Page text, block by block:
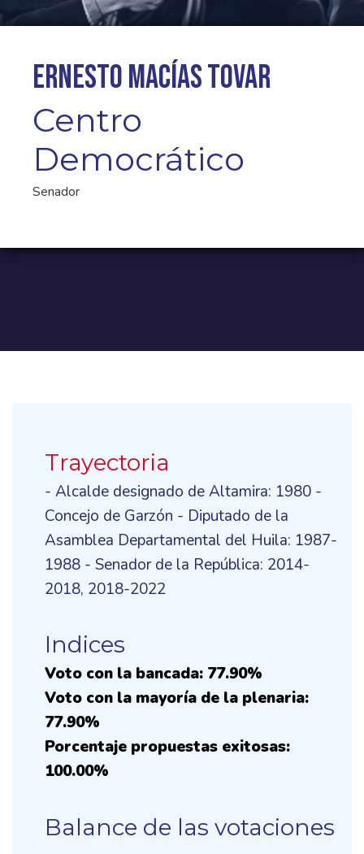
Ernesto Macías Tovar
Centro
Democrático
Senador
Trayectoria
- Alcalde designado de Altamira: 1980 -
Concejo de Garzón - Diputado de la
Asamblea Departamental del Huila: 1987-
1988 - Senador de la República: 2014-
2018, 2018-2022
Indices
Voto con la bancada: 77.90%
Voto con la mayoría de la plenaria:
77.90%
Porcentaje propuestas exitosas:
100.00%
Balance de las votaciones